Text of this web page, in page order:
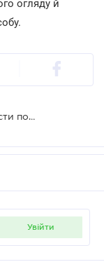
огляду й